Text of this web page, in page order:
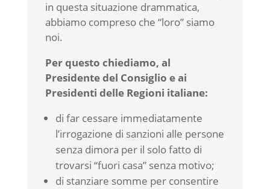
in questa situazione drammatica,
abbiamo compreso che “loro” siamo
noi.
Per questo chiediamo, al
Presidente del Consiglio e ai
Presidenti delle Regioni italiane:
di far cessare immediatamente
l’irrogazione di sanzioni alle persone
senza dimora per il solo fatto di
trovarsi “fuori casa” senza motivo;
di stanziare somme per consentire